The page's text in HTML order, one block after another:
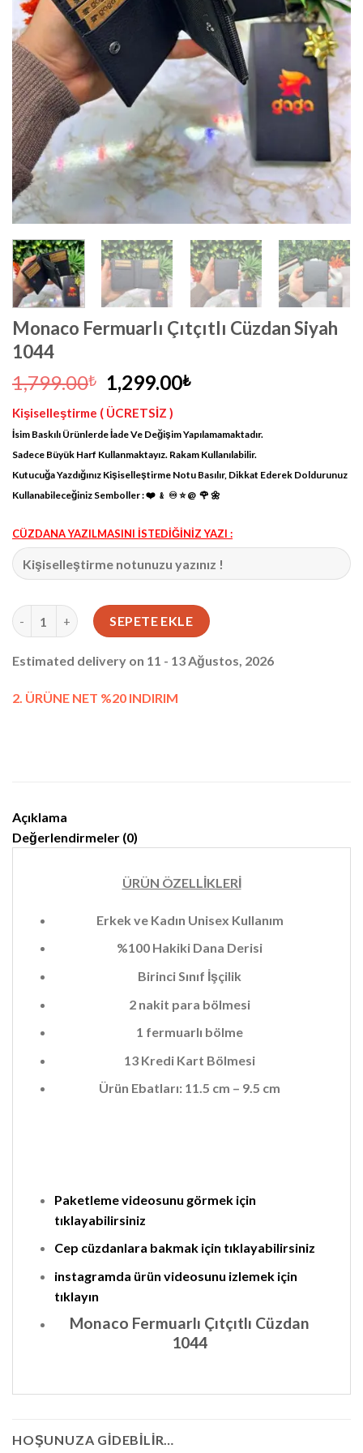
Monaco Fermuarlı Çıtçıtlı Cüzdan Siyah
1044
1,799.00₺
Orijinal
fiyat:
1,799.00₺.
1,299.00₺Şu
1,299.00₺.
Kişiselleştirme ( ÜCRETSİZ )
İsim Baskılı Ürünlerde İade Ve Değişim Yapılamamaktadır.
Sadece Büyük Harf Kullanmaktayız. Rakam Kullanılabilir.
Kutucuğa Yazdığınız Kişiselleştirme Notu Basılır, Dikkat Ederek Doldurunuz
Kullanabileceğiniz Semboller : ❤️ ﹠ ♾ ⭐️ @ 🌹 🌼
CÜZDANA YAZILMASINI İSTEDİĞİNİZ YAZI :
Monaco Fermuarlı Çıtçıtlı Cüzdan Siyah 1044 adet
SEPETE EKLE
Estimated delivery on 11 - 13 Ağustos, 2026
2. ÜRÜNE NET %20 INDIRIM
Açıklama
Değerlendirmeler (0)
ÜRÜN ÖZELLİKLERİ
Erkek ve Kadın Unisex Kullanım
%100 Hakiki Dana Derisi
Birinci Sınıf İşçilik
2 nakit para bölmesi
1 fermuarlı bölme
13 Kredi Kart Bölmesi
Ürün Ebatları: 11.5 cm – 9.5 cm
Paketleme videosunu görmek için
tıklayabilirsiniz
Cep cüzdanlara bakmak için tıklayabilirsiniz
instagramda ürün videosunu izlemek için
tıklayın
Monaco Fermuarlı Çıtçıtlı Cüzdan
1044
HOŞUNUZA GIDEBILIR…